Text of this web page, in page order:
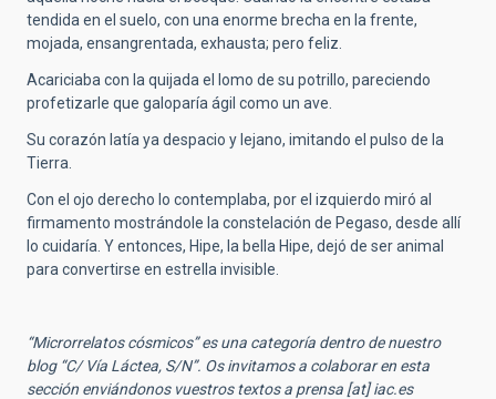
tendida en el suelo, con una enorme brecha en la frente,
mojada, ensangrentada, exhausta; pero feliz.
Acariciaba con la quijada el lomo de su potrillo, pareciendo
profetizarle que galoparía ágil como un ave.
Su corazón latía ya despacio y lejano, imitando el pulso de la
Tierra.
Con el ojo derecho lo contemplaba, por el izquierdo miró al
firmamento mostrándole la constelación de Pegaso, desde allí
lo cuidaría. Y entonces, Hipe, la bella Hipe, dejó de ser animal
para convertirse en estrella invisible.
“Microrrelatos cósmicos” es una categoría dentro de nuestro
blog “C/ Vía Láctea, S/N”. Os invitamos a colaborar en esta
sección enviándonos vuestros textos a prensa [at]iac.es